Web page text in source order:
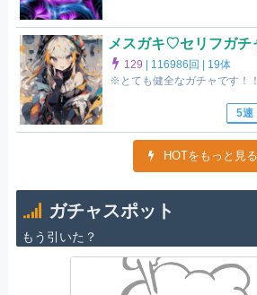
メスガキ♡セリフガ
129 | 116986回 | 19体
※とても健全なガチャです！
5連
HOTをもっと見る
ガチャスポット
もう引いた？